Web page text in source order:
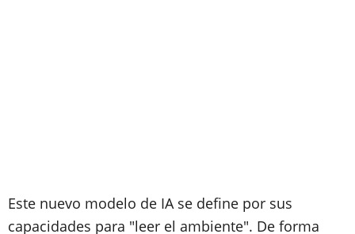
Este nuevo modelo de IA se define por sus
capacidades para "leer el ambiente". De forma